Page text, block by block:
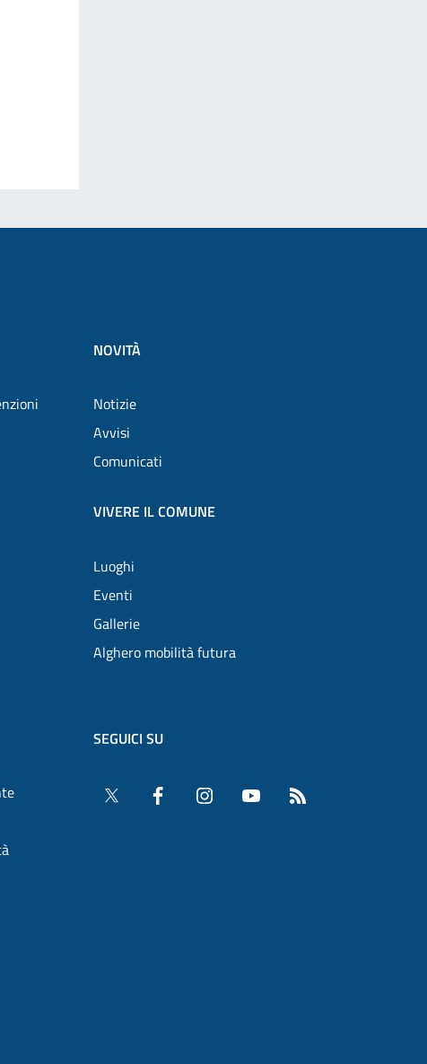
NOVITÀ
Notizie
Avvisi
Comunicati
VIVERE IL COMUNE
Luoghi
Eventi
Gallerie
Alghero mobilità futura
SEGUICI SU
Twitter Facebook InstagramYouTube